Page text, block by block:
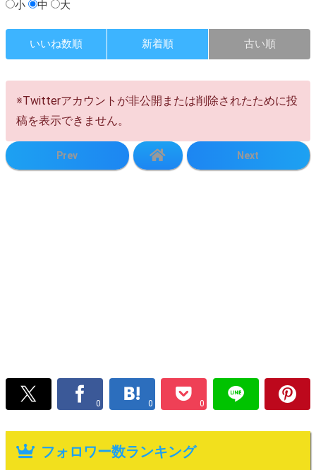
小 中 大
いいね数順 新着順 古い順
※Twitterアカウントが非公開または削除されたために投
稿を表示できません。
Prev Next
0 0 0
フォロワー数ランキング